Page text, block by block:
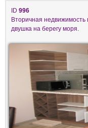
ID 996
Вторичная недвижимость
двушка на берегу моря.